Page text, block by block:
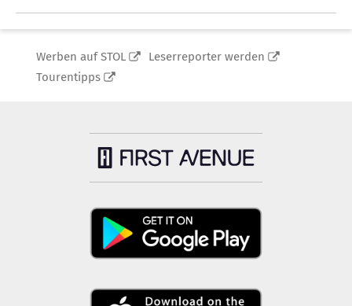
Werben auf STOL
Leserreporter werden
Tourentipps